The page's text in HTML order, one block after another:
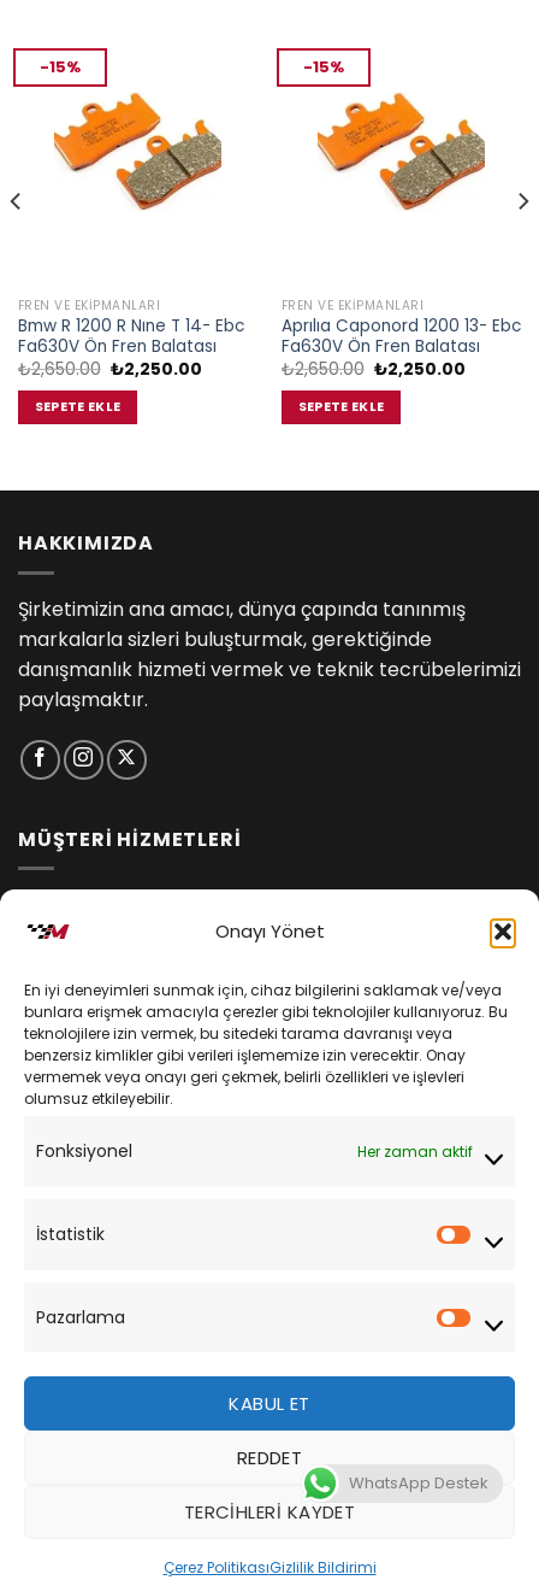
Onayı Yönet
En iyi deneyimleri sunmak için, cihaz bilgilerini saklamak ve/veya
bunlara erişmek amacıyla çerezler gibi teknolojiler kullanıyoruz. Bu
teknolojilere izin vermek, bu sitedeki tarama davranışı veya
benzersiz kimlikler gibi verileri işlememize izin verecektir. Onay
vermemek veya onayı geri çekmek, belirli özellikleri ve işlevleri
olumsuz etkileyebilir.
Fonksiyonel Her zaman aktif
İstatistik
Pazarlama
KABUL ET
REDDET
TERCIHLERI KAYDET
Çerez PolitikasıGizlilik Bildirimi
-15%
FREN VE EKIPMANLARI
Bmw R 1200 R Nıne T 14- Ebc
Fa630V Ön Fren Balatası
₺2,650.00 Orijinal
fiyat:
₺2,650.00.
₺2,250.00Şu
SEPETE EKLE
-15%
FREN VE EKIPMANLARI
Aprılıa Caponord 1200 13- Ebc
Fa630V Ön Fren Balatası
₺2,650.00 Orijinal
fiyat:
₺2,650.00.
₺2,250.00Şu
SEPETE EKLE
HAKKIMIZDA
Şirketimizin ana amacı, dünya çapında tanınmış
markalarla sizleri buluşturmak, gerektiğinde
danışmanlık hizmeti vermek ve teknik tecrübelerimizi
paylaşmaktır.
MÜŞTERİ HİZMETLERİ
Kişisel Verilerin Korunması
Mesafeli Satış Sözleşmesi
Sipariş Takibi
Bu site, size daha iyi bir tarama deneyimi sunmak için
çerezler kullanmaktadır. Bu web sitesinde gezinerek,
çerez kullanımımızı kabul etmiş olursunuz.
DAHA FAZLA BILGI KABUL ET
WhatsApp Destek